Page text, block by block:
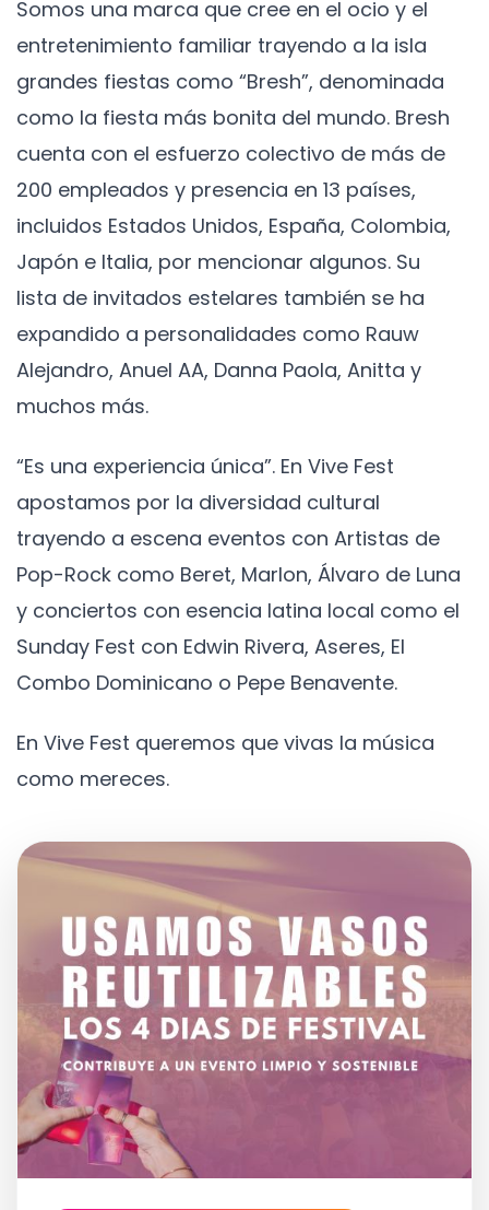
Somos una marca que cree en el ocio y el
entretenimiento familiar trayendo a la isla
grandes fiestas como “Bresh”, denominada
como la fiesta más bonita del mundo. Bresh
cuenta con el esfuerzo colectivo de más de
200 empleados y presencia en 13 países,
incluidos Estados Unidos, España, Colombia,
Japón e Italia, por mencionar algunos. Su
lista de invitados estelares también se ha
expandido a personalidades como Rauw
Alejandro, Anuel AA, Danna Paola, Anitta y
muchos más.
“Es una experiencia única”. En Vive Fest
apostamos por la diversidad cultural
trayendo a escena eventos con Artistas de
Pop-Rock como Beret, Marlon, Álvaro de Luna
y conciertos con esencia latina local como el
Sunday Fest con Edwin Rivera, Aseres, El
Combo Dominicano o Pepe Benavente.
En Vive Fest queremos que vivas la música
como mereces.